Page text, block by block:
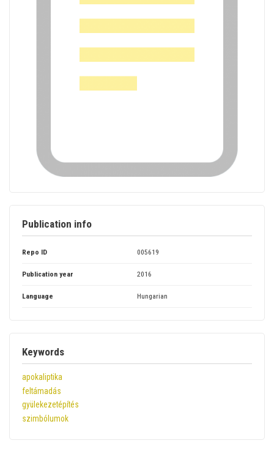
Publication info
Repo ID 005619
Publication year 2016
Language Hungarian
Keywords
apokaliptika
feltámadás
gyülekezetépítés
szimbólumok